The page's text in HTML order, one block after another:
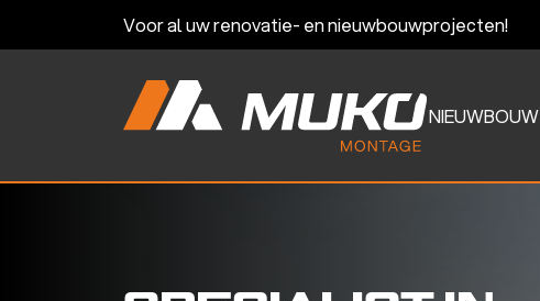
Voor al uw renovatie- en nieuwbouwprojecten!
NIEUWBOUW